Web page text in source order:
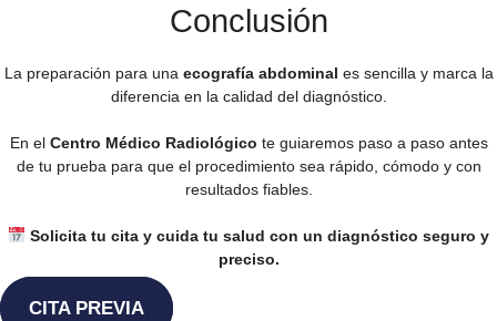
Conclusión
La preparación para una ecografía abdominal es sencilla y marca la
diferencia en la calidad del diagnóstico.
En el Centro Médico Radiológico te guiaremos paso a paso antes
de tu prueba para que el procedimiento sea rápido, cómodo y con
resultados fiables.
Solicita tu cita y cuida tu salud con un diagnóstico seguro y
preciso.
CITA PREVIA